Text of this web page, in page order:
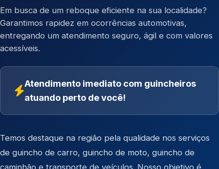
Em busca de um reboque eficiente na sua localidade?
Garantimos rapidez em ocorrências automotivas,
entregando um atendimento seguro, ágil e com valores
acessíveis.
Atendimento imediato com guincheiros
atuando perto de você!
Temos destaque na região pela qualidade nos serviços
de guincho de carro, guincho de moto, guincho de
caminhão e transporte de veículos . Nosso objetivo é